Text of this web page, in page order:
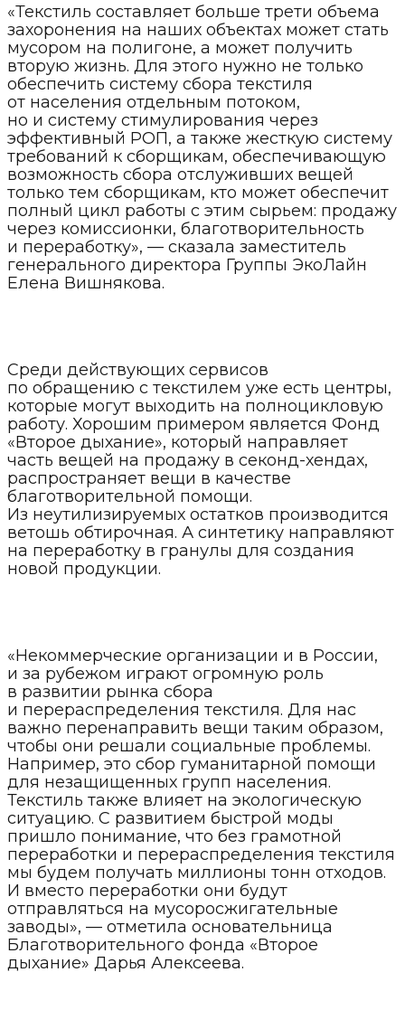
«Текстиль составляет больше трети объема
захоронения на наших объектах может стать
мусором на полигоне, а может получить
вторую жизнь. Для этого нужно не только
обеспечить систему сбора текстиля
от населения отдельным потоком,
но и систему стимулирования через
эффективный РОП, а также жесткую систему
требований к сборщикам, обеспечивающую
возможность сбора отслуживших вещей
только тем сборщикам, кто может обеспечит
полный цикл работы с этим сырьем: продажу
через комиссионки, благотворительность
и переработку», — сказала заместитель
генерального директора Группы ЭкоЛайн
Елена Вишнякова.
Среди действующих сервисов
по обращению с текстилем уже есть центры,
которые могут выходить на полноцикловую
работу. Хорошим примером является Фонд
«Второе дыхание», который направляет
часть вещей на продажу в секонд-хендах,
распространяет вещи в качестве
благотворительной помощи.
Из неутилизируемых остатков производится
ветошь обтирочная. А синтетику направляют
на переработку в гранулы для создания
новой продукции.
«Некоммерческие организации и в России,
и за рубежом играют огромную роль
в развитии рынка сбора
и перераспределения текстиля. Для нас
важно перенаправить вещи таким образом,
чтобы они решали социальные проблемы.
Например, это сбор гуманитарной помощи
для незащищенных групп населения.
Текстиль также влияет на экологическую
ситуацию. С развитием быстрой моды
пришло понимание, что без грамотной
переработки и перераспределения текстиля
мы будем получать миллионы тонн отходов.
И вместо переработки они будут
отправляться на мусоросжигательные
заводы», — отметила основательница
Благотворительного фонда «Второе
дыхание» Дарья Алексеева.